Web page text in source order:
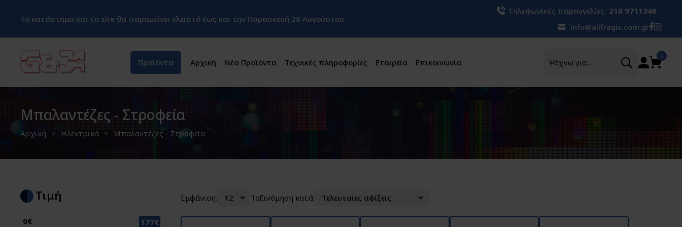
Το κατάστημα και το site θα παραμείνει κλειστό έως και την Παρασκευή 28 Αυγούστου.
Τηλεφωνικές παραγγελίες 210 9711346
info@alifragis.com.gr
Προϊόντα Αρχική Νέα Προϊόντα Τεχνικές πληροφορίες Εταιρεία Επικοινωνία
0
Μπαλαντέζες - Στροφεία
Αρχική Ηλεκτρικά Μπαλαντέζες - Στροφεία
Τιμή
0€ 177€
Εμφάνιση: Ταξινόμηση κατά: